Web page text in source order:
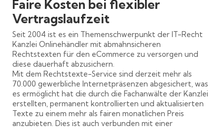
Faire Kosten bei flexibler
Vertragslaufzeit
Seit 2004 ist es ein Themenschwerpunkt der IT-Recht
Kanzlei Onlinehändler mit abmahnsicheren
Rechtstexten für den eCommerce zu versorgen und
diese dauerhaft abzusichern.
Mit dem Rechtstexte-Service sind derzeit mehr als
70.000 gewerbliche Internetpräsenzen abgesichert, was
es ermöglicht hat die durch die Fachanwälte der Kanzlei
erstellten, permanent kontrollierten und aktualisierten
Texte zu einem mehr als fairen monatlichen Preis
anzubieten. Dies ist auch verbunden mit einer